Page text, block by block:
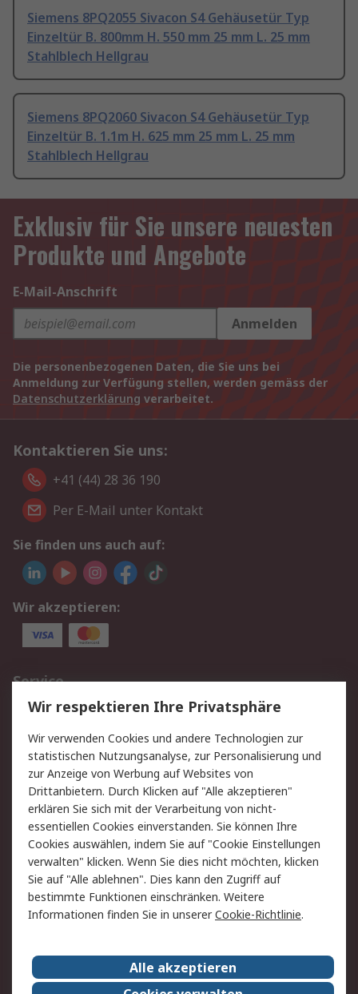
Siemens 8PQ2055 Sivacon S4 Gehäusetür Typ
Einzeltür B. 800mm H. 550 mm 25 mm L. 25 mm
Stahlblech Hellgrau
Siemens 8PQ2060 Sivacon S4 Gehäusetür Typ
Einzeltür B. 1.1m H. 625 mm 25 mm L. 25 mm
Stahlblech Hellgrau
Exklusiv für Sie unsere neuesten
Produkte und Angebote
E-Mail-Anschrift
Anmelden
Die personenbezogenen Daten, die Sie uns bei
Anmeldung zur Verfügung stellen, werden gemäss der
Datenschutzerklärung verarbeitet.
Kontaktieren Sie uns:
+41 (44) 28 36 190
Per E-Mail unter Kontakt
Sie finden uns auch auf:
Wir akzeptieren:
Service
Value Added Services
Lieferlösungen
Rücksendungen
Kontakt
Hilfe
Rechtliches
AGB
Datenschutz
Cookie-Richtlinie
Zahlungsbedingungen
Copyright/Impressum
Über RS
Karriere bei RS
Nachhaltigkeit
Qualität/Umwelt/ZertifikatePresse-Center
Wir respektieren Ihre Privatsphäre
Wir verwenden Cookies und andere Technologien zur
statistischen Nutzungsanalyse, zur Personalisierung und
zur Anzeige von Werbung auf Websites von
Drittanbietern. Durch Klicken auf "Alle akzeptieren"
erklären Sie sich mit der Verarbeitung von nicht-
essentiellen Cookies einverstanden. Sie können Ihre
Cookies auswählen, indem Sie auf "Cookie Einstellungen
verwalten" klicken. Wenn Sie dies nicht möchten, klicken
Sie auf "Alle ablehnen". Dies kann den Zugriff auf
bestimmte Funktionen einschränken. Weitere
Informationen finden Sie in unsererCookie-Richtlinie.
Alle akzeptieren